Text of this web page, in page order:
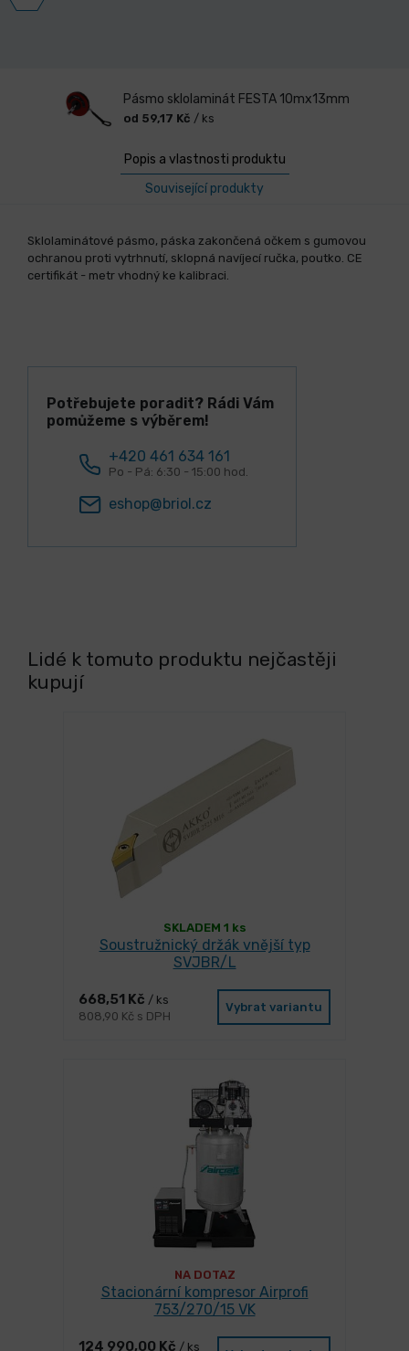
Pásmo sklolaminát FESTA 10mx13mm
od 59,17 Kč / ks
Popis a vlastnosti produktu
Související produkty
Sklolaminátové pásmo, páska zakončená očkem s gumovou
ochranou proti vytrhnutí, sklopná navíjecí ručka, poutko. CE
certifikát - metr vhodný ke kalibraci.
Potřebujete poradit? Rádi Vám
pomůžeme s výběrem!
+420 461 634 161
Po - Pá: 6:30 - 15:00 hod.
eshop@briol.cz
Lidé k tomuto produktu nejčastěji
kupují
SKLADEM 1 ks
Soustružnický držák vnější typ
SVJBR/L
668,51 Kč / ks
808,90 Kč s DPH
Vybrat variantu
NA DOTAZ
Stacionární kompresor Airprofi
753/270/15 VK
124 990,00 Kč / ks